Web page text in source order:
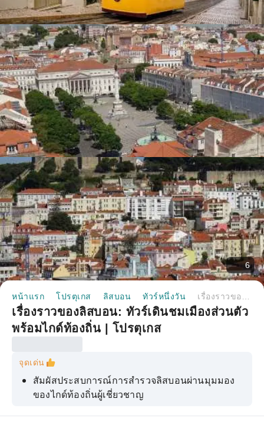
6
หน้าแรก โปรตุเกส ลิสบอน ทัวร์หนึ่งวัน
เรื่องราวของลิสบอน: ทัวร์เดินชมเมืองส่วนตัว
พร้อมไกด์ท้องถิ่น | โปรตุเกส
จุดเด่น
สัมผัสประสบการณ์การสำรวจลิสบอนผ่านมุมมอง
ของไกด์ท้องถิ่นผู้เชี่ยวชาญ
สัมผัสประสบการณ์ที่ปรับแต่งให้เหมาะสมกับความ